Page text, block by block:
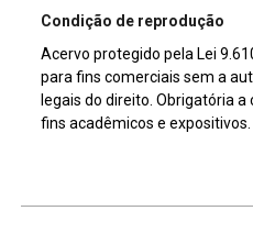
Condição de reprodução
Acervo protegido pela Lei
para fins comerciais sem a
legais do direito. Obrigatória
fins acadêmicos e expositivos.